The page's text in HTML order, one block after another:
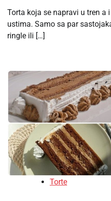
Torta koja se napravi u tren a
ustima. Samo sa par
ringle ili […]
Torte